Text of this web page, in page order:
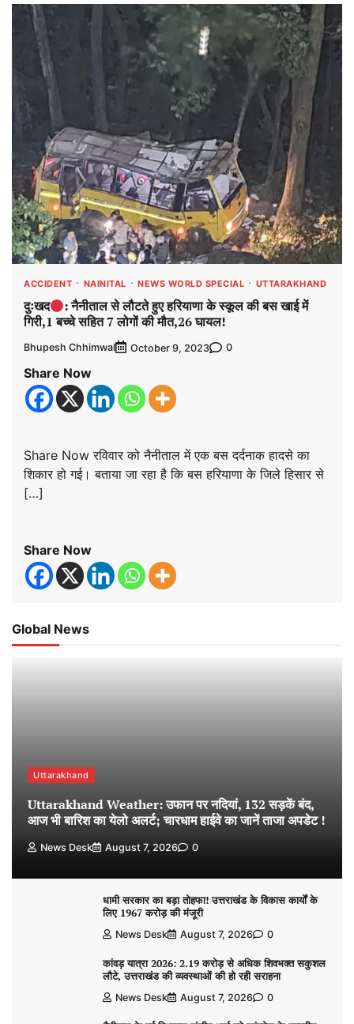
ACCIDENT NAINITAL NEWS WORLD SPECIAL UTTARAKHAND
दुःखद
: नैनीताल से लौटते हुए हरियाणा के स्कूल की बस खाई में
गिरी,1 बच्चे सहित 7 लोगों की मौत,26 घायल!
Bhupesh Chhimwal October 9, 2023 0
Share Now
Share Now रविवार को नैनीताल में एक बस दर्दनाक हादसे का
शिकार हो गई। बताया जा रहा है कि बस हरियाणा के जिले हिसार से
[…]
Share Now
Global News
Uttarakhand
Uttarakhand Weather: उफान पर नदियां, 132 सड़कें बंद,
आज भी बारिश का येलो अलर्ट; चारधाम हाईवे का जानें ताजा अपडेट !
News Desk August 7, 2026 0
धामी सरकार का बड़ा तोहफा! उत्तराखंड के विकास कार्यों के
लिए 1967 करोड़ की मंजूरी
News Desk August 7, 2026 0
कांवड़ यात्रा 2026: 2.19 करोड़ से अधिक शिवभक्त सकुशल
लौटे, उत्तराखंड की व्यवस्थाओं की हो रही सराहना
News Desk August 7, 2026 0